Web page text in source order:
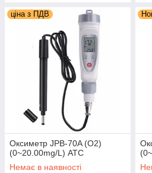
Кількість розчиненого кисню у
температури (більше кисню в
кисню розчиниться у воді при
(більше кисню у воді низької
матеріалу у воді, викликаний або
дією мікробів у неочищених
рослинністю може серйозно
розчиненого кисню.
відкриті джерела після
виробництвах або
води і знижує вміст кисню.
ціна з ПДВ
Оксиметр JPB-70A (О2)
(0~20.00mg/L) АТС
Немає в наявності